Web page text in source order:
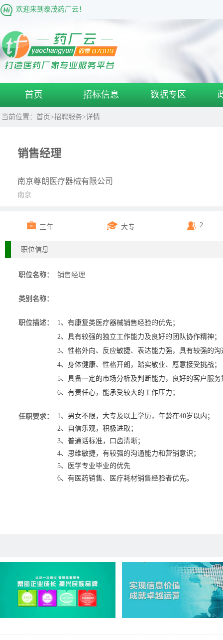
欢迎来到泰茂药厂云！
首页 招标信息 数据专区
当前位置： 首页 >招聘服务>详情
销售经理
南京尊朗医疗器械有限公司
南京
三年 大专 2
职位信息
职位名称： 销售经理
类别名称：
职位描述：
1、有康复类医疗器械销售经验的优先；
2、具有较强的独立工作能力及良好的团队协作精神
3、性格外向、反应敏捷、表达能力强，具有较强的
4、身体健康、性格开朗，踏实敬业、愿意接受挑战；
5、具备一定的市场分析及判断能力，良好的客户服务
6、有责任心，能承受较大的工作压力；
任职要求：
1、男女不限，大专及以上学历，年龄在40岁以内；
2、自信乐观，积极进取；
3、普通话标准，口齿清晰；
4、思维敏捷，有较强的沟通能力和营销意识；
5、医学专业毕业的优先
6、有医药销售、医疗耗材销售经验者优先。